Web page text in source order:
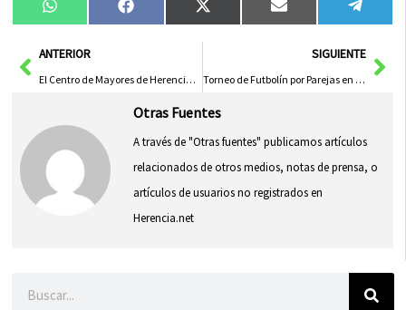
Compartir
en
WhatsAppCompartir
en
FacebookCompartir
en
X
(Twitter)
Compartir
en
Email
en
AntANTERIOR
El Centro de Mayores de Herencia abre inscripciones para un nuevo curso lleno de actividades
SIGUIENTE
Torneo de Futbolín por Parejas en las Ferias y Fiestas 2024 de Herencia
Otras Fuentes
A través de "Otras fuentes" publicamos artículos
relacionados de otros medios, notas de prensa, o
artículos de usuarios no registrados en
Herencia.net